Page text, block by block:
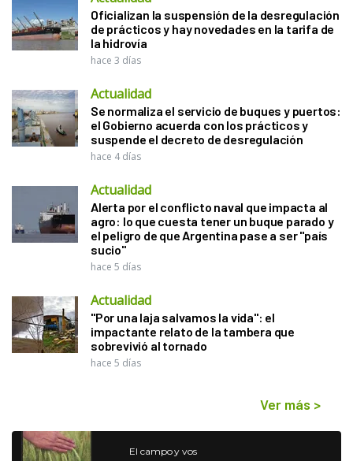
Oficializan la suspensión de la desregulación
de prácticos y hay novedades en la tarifa de
la hidrovía
hace 3 días
Actualidad
Se normaliza el servicio de buques y puertos:
el Gobierno acuerda con los prácticos y
suspende el decreto de desregulación
hace 4 días
Actualidad
Alerta por el conflicto naval que impacta al
agro: lo que cuesta tener un buque parado y
el peligro de que Argentina pase a ser "país
sucio"
hace 5 días
Actualidad
"Por una laja salvamos la vida": el
impactante relato de la tambera que
sobrevivió al tornado
hace 5 días
Ver más >
El campo y vos